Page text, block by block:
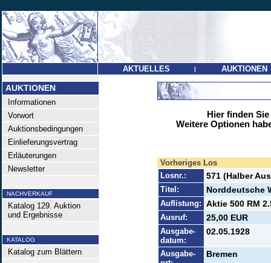
AKTUELLES | AUKTIONEN
AUKTIONEN
Informationen
Vorwort
Auktionsbedingungen
Einlieferungsvertrag
Erläuterungen
Newsletter
NACHVERKAUF
Katalog 129. Auktion
und Ergebnisse
KATALOG
Katalog zum Blättern
Hier finden
Weitere Optionen
Vorheriges Los
Losnr.:
571 (Halber
Titel: Norddeutsche
Auflistung: Aktie 500 RM
Ausruf: 25,00 EUR
Ausgabe-
datum:
02.05.1928
Ausgabe-
Bremen